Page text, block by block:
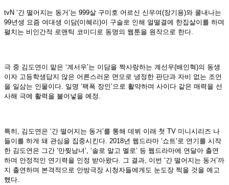
tvN ‘간 떨어지는 동거’는 999살 구미호 어르신 신우여(장기용)와 쿨내나는
99년생 요즘 여대생 이담(이혜리)이 구슬로 인해 얼떨결에 한집살이를 하며
펼치는 비인간적 로맨틱 코미디로 동명의 웹툰을 원작으로 한다.
극 중 김도연이 맡은 ‘계서우’는 이담을 짝사랑하는 계선우(배인혁)의 동생
이자 고등학생답지 않은 어른스러운 면모로 냉정한 판단과 자비 없는 조언
을 일삼는 인물이다. 일명 ‘팩폭 장인’으로 활약하며 사이다 같은 매력을 선
사해 극에 활력을 불어넣을 예정.
특히, 김도연은 ‘간 떨어지는 동거’를 통해 데뷔 이래 첫 TV 미니시리즈 나
들이를 하게 돼 관심을 집중시킨다. 2018년 웹드라마 ‘쇼트’로 연기를 시작
한 김도연은 그간 ‘만찢남녀’, ‘솔로 말고 멜로’ 등 웹드라마에 연달아 출연
하며 안정적인 연기력을 인정 받아왔다. 그 결과, 이번 ‘간 떨어지는 동거’까
지 출연하며 본격적으로 안방극장 시청자들에게도 눈도장 찍을 것을 예고
했다.